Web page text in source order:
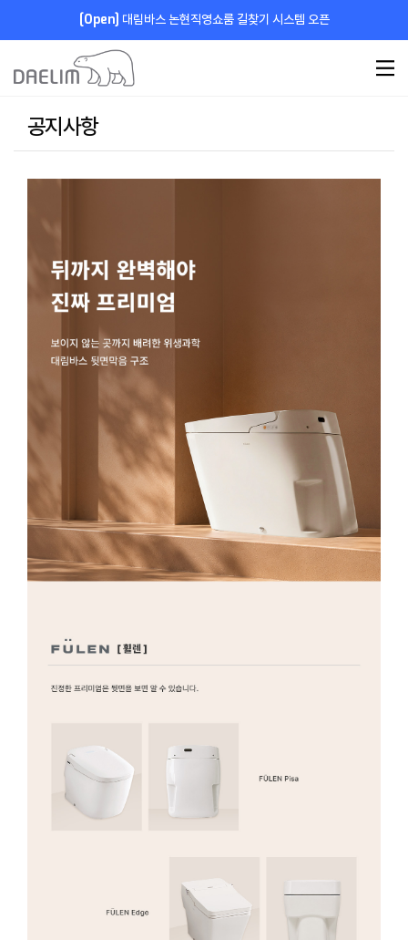
[Open] 대림바스 논현직영쇼룸 길찾기 시스템 오픈
공지사항